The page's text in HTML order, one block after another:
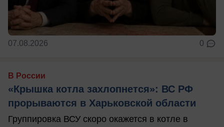
07.08.2026 0
В России
«Крышка котла захлопнется»: ВС РФ
прорываются в Харьковской области
Группировка ВСУ скоро окажется в котле в